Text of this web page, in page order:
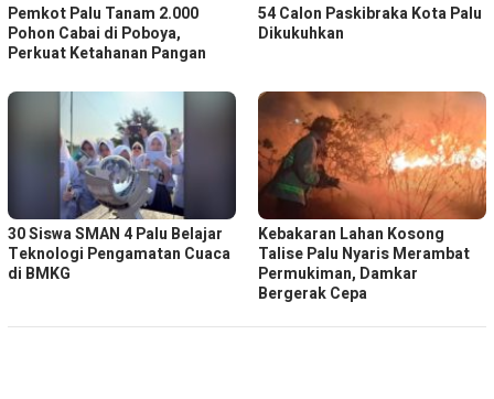
Pemkot Palu Tanam 2.000
Pohon Cabai di Poboya,
Perkuat Ketahanan Pangan
54 Calon Paskibraka Kota Palu
Dikukuhkan
30 Siswa SMAN 4 Palu Belajar
Teknologi Pengamatan Cuaca
di BMKG
Kebakaran Lahan Kosong
Talise Palu Nyaris Merambat
Permukiman, Damkar
Bergerak Cepa